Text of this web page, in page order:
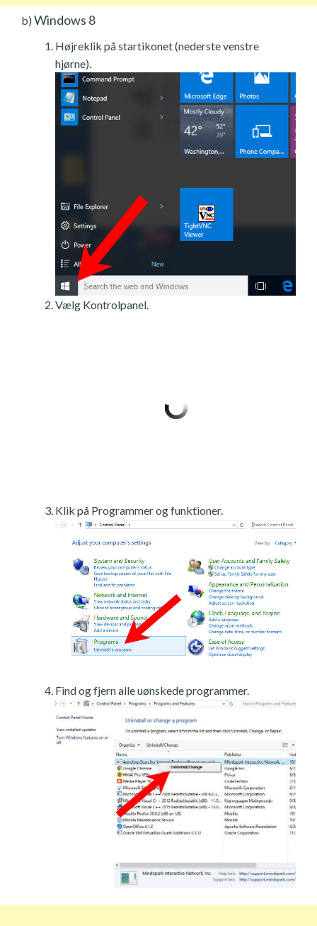
b) Windows 8
Højreklik på startikonet (nederste venstre
hjørne).
Vælg Kontrolpanel.
Klik på Programmer og funktioner.
Find og fjern alle uønskede programmer.